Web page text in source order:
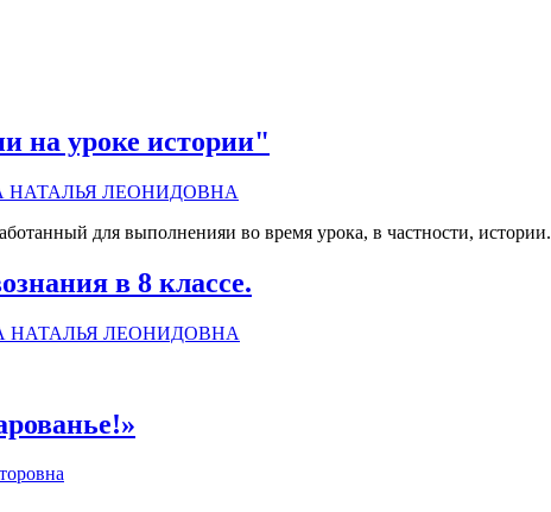
на уроке истории"
НАТАЛЬЯ ЛЕОНИДОВНА
для выполненияи во время урока, в частности, истории.
в 8 классе.
НАТАЛЬЯ ЛЕОНИДОВНА